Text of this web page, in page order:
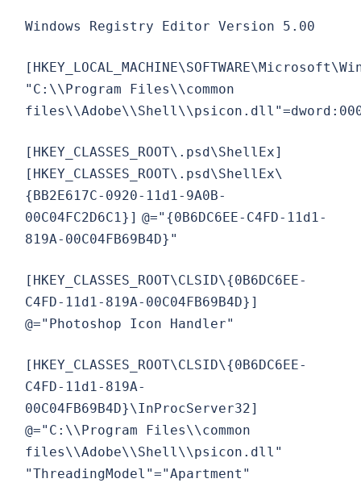
Windows Registry Editor Version 5.00
"C:\\Program Files\\common
[HKEY_CLASSES_ROOT\.psd\ShellEx]
[HKEY_CLASSES_ROOT\.psd\ShellEx\
{BB2E617C-0920-11d1-9A0B-
00C04FC2D6C1}] @="{0B6DC6EE-C4FD-11d1-
819A-00C04FB69B4D}"
[HKEY_CLASSES_ROOT\CLSID\{0B6DC6EE-
C4FD-11d1-819A-00C04FB69B4D}]
@="Photoshop Icon Handler"
[HKEY_CLASSES_ROOT\CLSID\{0B6DC6EE-
C4FD-11d1-819A-
00C04FB69B4D}\InProcServer32]
@="C:\\Program Files\\common
files\\Adobe\\Shell\\psicon.dll"
"ThreadingModel"="Apartment"